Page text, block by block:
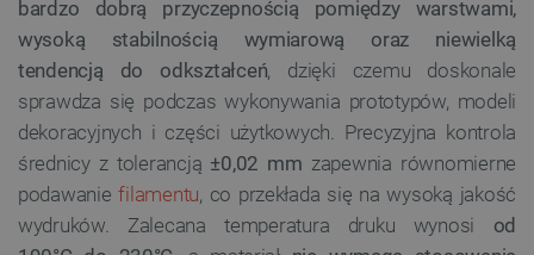
bardzo dobrą przyczepnością pomiędzy warstwami,
wysoką stabilnością wymiarową oraz niewielką
tendencją do odkształceń, dzięki czemu doskonale
sprawdza się podczas wykonywania prototypów, modeli
dekoracyjnych i części użytkowych. Precyzyjna kontrola
średnicy z tolerancją ±0,02 mm zapewnia równomierne
podawaniefilamentu, co przekłada się na wysoką jakość
wydruków. Zalecana temperatura druku wynosi od